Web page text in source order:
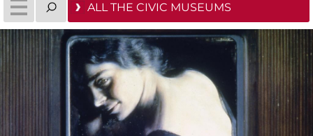
ALL THE CIVIC MUSEUMS